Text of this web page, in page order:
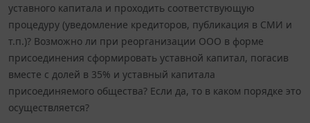
уставного капитала и проходить соответствующую
процедуру (уведомление кредиторов, публикация в СМИ и
т.п.)? Возможно ли при реорганизации ООО в форме
присоединения сформировать уставной капитал, погасив
вместе с долей в 35% и уставный капитала
присоединяемого общества? Если да, то в каком порядке это
осуществляется?